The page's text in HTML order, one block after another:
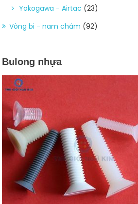
Yokogawa - Airtac (23)
Vòng bi - nam châm (92)
Bulong nhựa